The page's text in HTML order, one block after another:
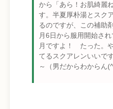
から「あら！お肌綺麗
す。半夏厚朴湯とスク
るのですが、この補助
月6日から服用開始さ
月ですよ！ たった。
てるスクアレンいいで
～（男だからわからん